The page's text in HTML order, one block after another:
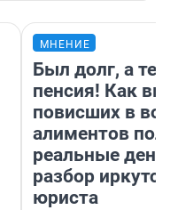
МНЕНИЕ
Был долг, а
пенсия! Как
повисших в
алиментов
реальные
разбор
юриста